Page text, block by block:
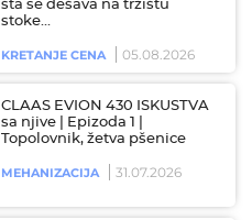
šta se dešava na tržištu
stoke…
KRETANJE CENA 05.08.2026
CLAAS EVION 430 ISKUSTVA
sa njive | Epizoda 1 |
Topolovnik, žetva pšenice
MEHANIZACIJA 31.07.2026